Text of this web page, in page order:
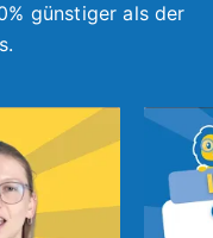
günstiger als der